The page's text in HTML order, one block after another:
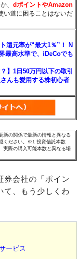
、dポイントやAmazon
い道に困ることはないだ
還元率が“最大1％”！ N
最高水準で、iDeCoでも
】1日50万円以下の取引
んも愛用する株初心者
新の関係で最新の情報と異なる
ください。※1 投資信託本数
実際の購入可能本数と異なる場
会社の「ポイン
て、もう少しくわ
ービス